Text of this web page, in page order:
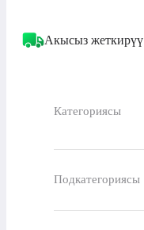
Акысыз жеткирүү
Категориясы
Подкатегориясы